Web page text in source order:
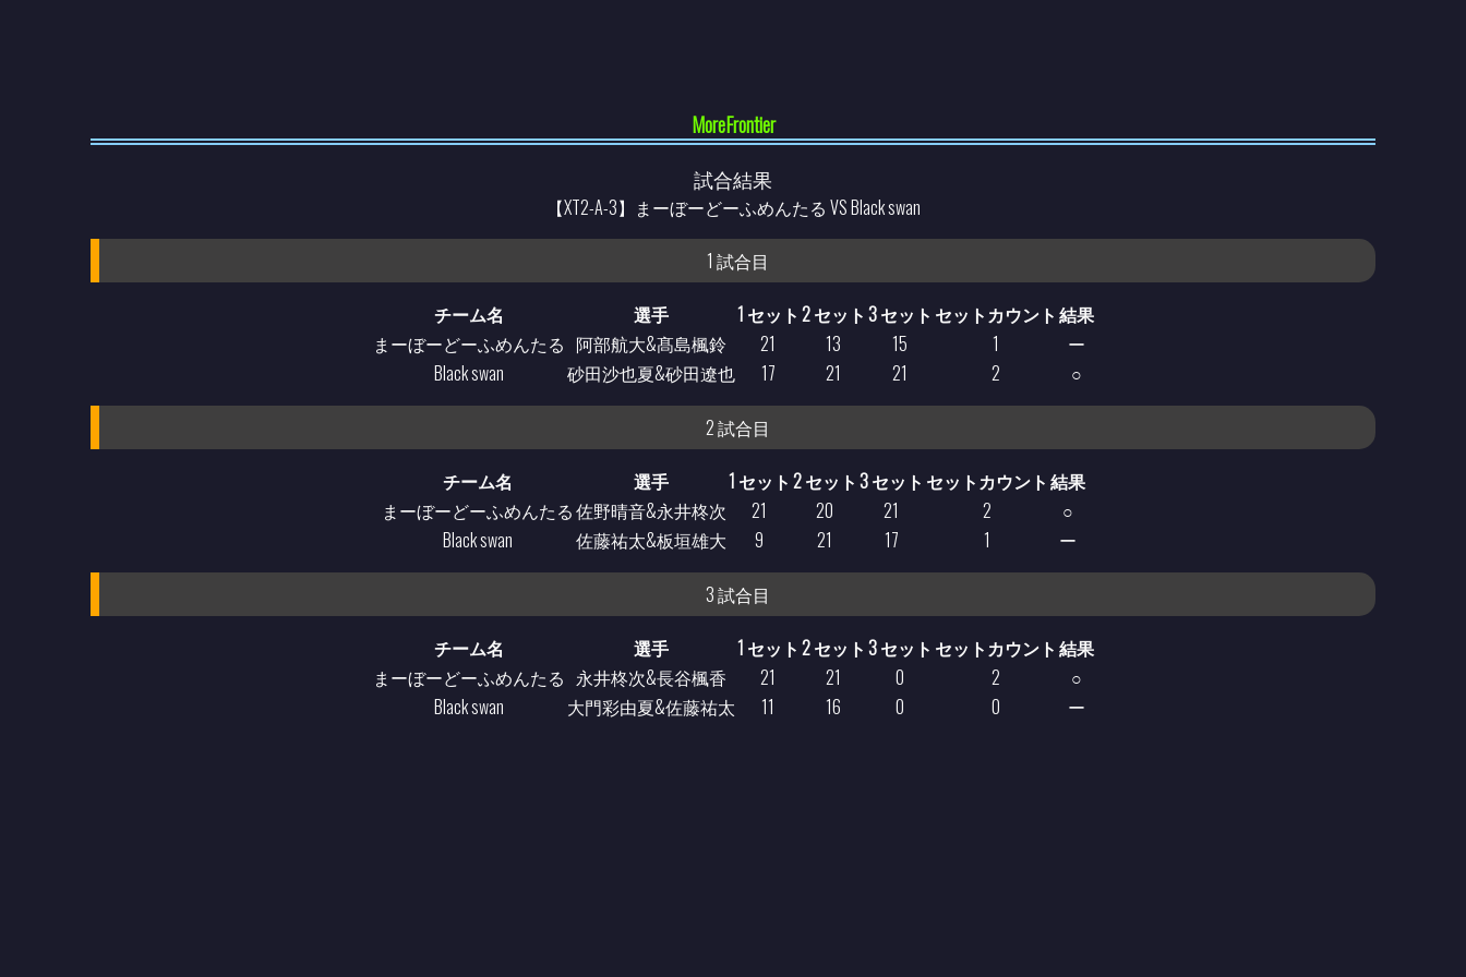
MoreFrontier
試合結果
【XT2-A-3】まーぼーどーふめんたる VS Black swan
1 試合目
チーム名 選手 1 セット 2 セット 3 セット セットカウント 結果
まーぼーどーふめんたる 阿部航大&髙島楓鈴 21 13 15 1
ー
Black swan
砂田沙也夏&砂田遼也 17 21 21 2 ○
2 試合目
チーム名 選手 1 セット 2 セット 3 セット セットカウント 結果
まーぼーどーふめんたる佐野晴音&永井柊次 21 20 21 2
○
Black swan
佐藤祐太&板垣雄大 9 21 17 1 ー
3 試合目
チーム名 選手 1 セット 2 セット 3 セット セットカウント 結果
まーぼーどーふめんたる 永井柊次&長谷楓香 21 21 0 2
○
Black swan
大門彩由夏&佐藤祐太 11 16 0 0 ー